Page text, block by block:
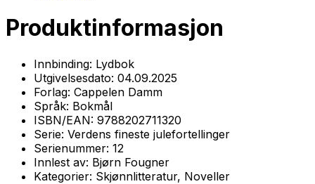
Produktinformasjon
Innbinding: Lydbok
Utgivelsesdato: 04.09.2025
Forlag: Cappelen Damm
Språk: Bokmål
ISBN/EAN: 9788202711320
Serie: Verdens fineste julefortellinger
Serienummer: 12
Innlest av: Bjørn Fougner
Kategorier: Skjønnlitteratur, Noveller